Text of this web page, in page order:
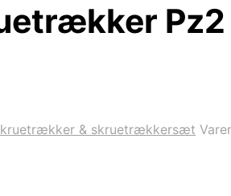
Pz2
& skruetrækkersæt